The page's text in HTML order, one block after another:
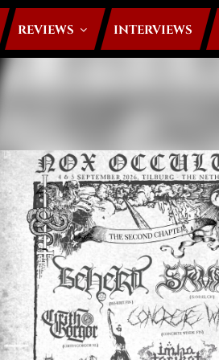
REVIEWS INTERVIEWS